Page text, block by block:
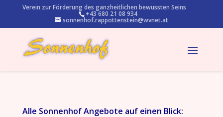
Verein zur Förderung des ganzheitlichen bewussten Seins
+43 680 21 08 934
sonnenhof.rappottenstein@wvnet.at
Alle Sonnenhof Angebote auf einen Blick: